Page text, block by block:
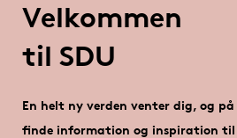
Velkommen
til SDU
En helt ny verden venter dig, og
finde information og inspiration